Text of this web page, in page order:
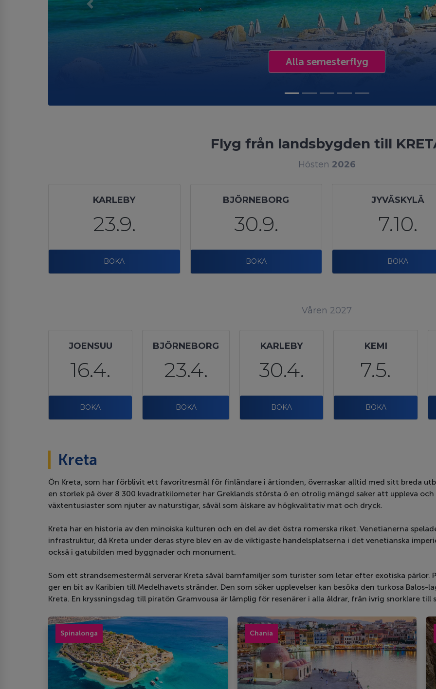
Alla semesterflyg
Previous
Flyg från landsbygden till
Hösten 2026
KARLEBY
23.9.
BOKA
BJÖRNEBORG
30.9.
BOKA
JYVÄSKYLÄ
7.10.
BOKA
Våren 2027
JOENSUU
16.4.
BOKA
BJÖRNEBORG
23.4.
BOKA
KARLEBY
30.4.
BOKA
KEMI
7.5.
BOKA
Kreta
Ön Kreta, som har förblivit ett favoritresmål för finländare i årtionden, överraskar alltid med sitt breda
en storlek på över 8 300 kvadratkilometer har Greklands största ö en otrolig mängd saker att uppleva
växtentusiaster som njuter av naturstigar, såväl som älskare av högkvalitativ mat och dryck.
Kreta har en historia av den minoiska kulturen och en del av det östra romerska riket. Venetianerna
infrastruktur, då Kreta under deras styre blev en av de viktigaste handelsplatserna i det venetianska
också i gatubilden med byggnader och monument.
Som ett strandsemestermål serverar Kreta såväl barnfamiljer som turister som letar efter exotiska pärlor.
ger en bit av Karibien till Medelhavets stränder. Den som söker upplevelser kan besöka den turkosa
Kreta. En kryssningsdag till piratön Gramvousa är lämplig för resenärer i alla åldrar, från ivrig snorklare till
Spinalonga Chania